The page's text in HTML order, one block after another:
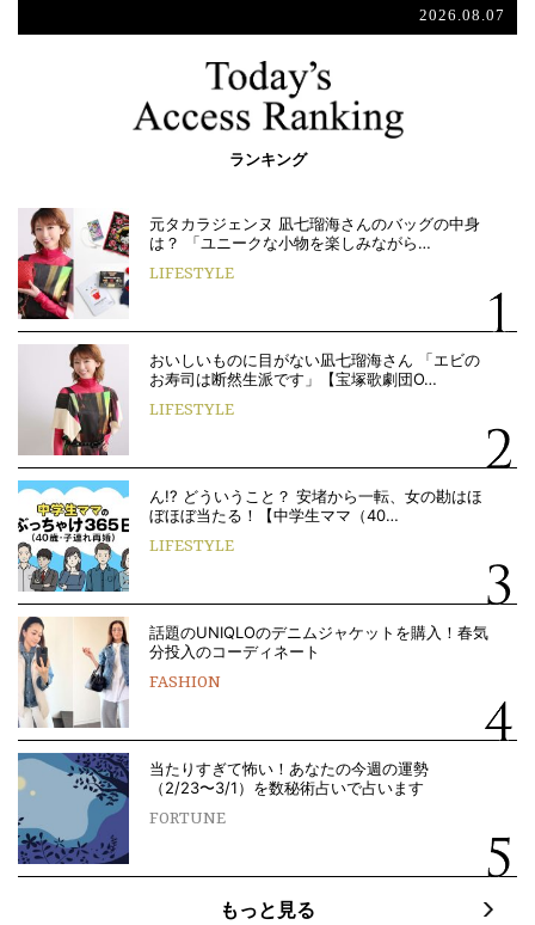
2026.08.07
ランキング
元タカラジェンヌ 凪七瑠海さんのバッグの中身
は？ 「ユニークな小物を楽しみながら…
LIFESTYLE
おいしいものに目がない凪七瑠海さん 「エビの
お寿司は断然生派です」【宝塚歌劇団O…
LIFESTYLE
ん!? どういうこと？ 安堵から一転、女の勘はほ
ぼほぼ当たる！【中学生ママ（40…
LIFESTYLE
話題のUNIQLOのデニムジャケットを購入！春気
分投入のコーディネート
FASHION
当たりすぎて怖い！あなたの今週の運勢
（2/23〜3/1）を数秘術占いで占います
FORTUNE
もっと見る